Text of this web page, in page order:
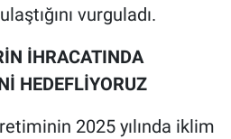
vurguladı.
İHRACATINDA
HEDEFLİYORUZ
2025 yılında iklim